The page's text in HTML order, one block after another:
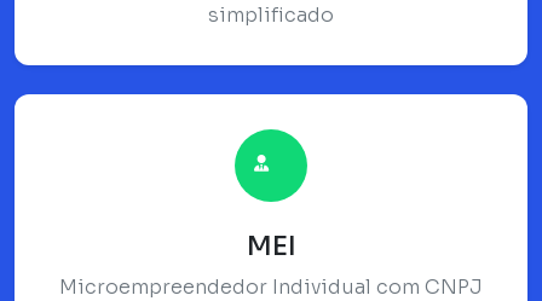
simplificado
MEI
Microempreendedor Individual com CNPJ